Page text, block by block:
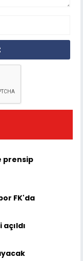
prensip
FK'da